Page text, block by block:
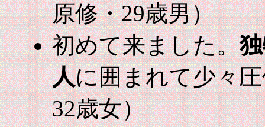
原修・29歳男）
初めて来ました。
人に囲まれて少々
32歳女）